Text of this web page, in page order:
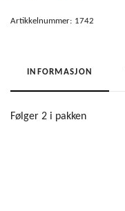
Artikkelnummer: 1742
INFORMASJON
Følger 2 i pakken